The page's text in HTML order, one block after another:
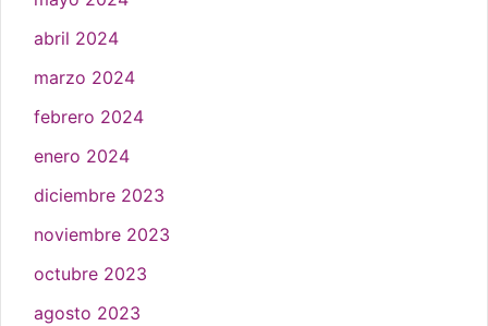
abril 2024
marzo 2024
febrero 2024
enero 2024
diciembre 2023
noviembre 2023
octubre 2023
agosto 2023